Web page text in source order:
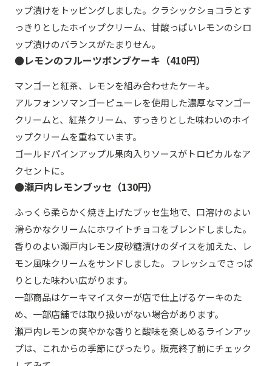
ップ漬けをトッピングしました。クラシックショコラとす
っきりとしたホイップクリーム、甘酸っぱいレモンのシロ
ップ漬けのバランスがたまりせん。
●レモンのフルーツボンブケーキ（410円）
マンゴーと紅茶、レモンを組み合わせたケーキ。
アルフォンソマンゴーピューレを使用した濃厚なマンゴー
クリームと、紅茶クリーム、すっきりとした味わいのホイ
ップクリームを重ねています。
ゴールドパインアップル果肉入りソースがトロピカルなア
クセントに。
●瀬戸内レモンブッセ（130円）
ふっくら柔らかく焼き上げたブッセ生地で、口溶けのよい
滑らかなクリームにホワイトチョコをブレンドしました。
香りのよい瀬戸内レモン皮砂糖漬けのダイスを加えた、レ
モン風味クリームをサンドしました。 フレッシュでさっぱ
りとした味わい広がります。
一部商品はケーキマイスターが店で仕上げるケーキのた
め、一部店舗では取り扱いがない場合があります。
瀬戸内レモンの爽やかな香りと酸味を楽しめるラインアッ
プは、これからの季節にぴったり。販売終了前にチェック